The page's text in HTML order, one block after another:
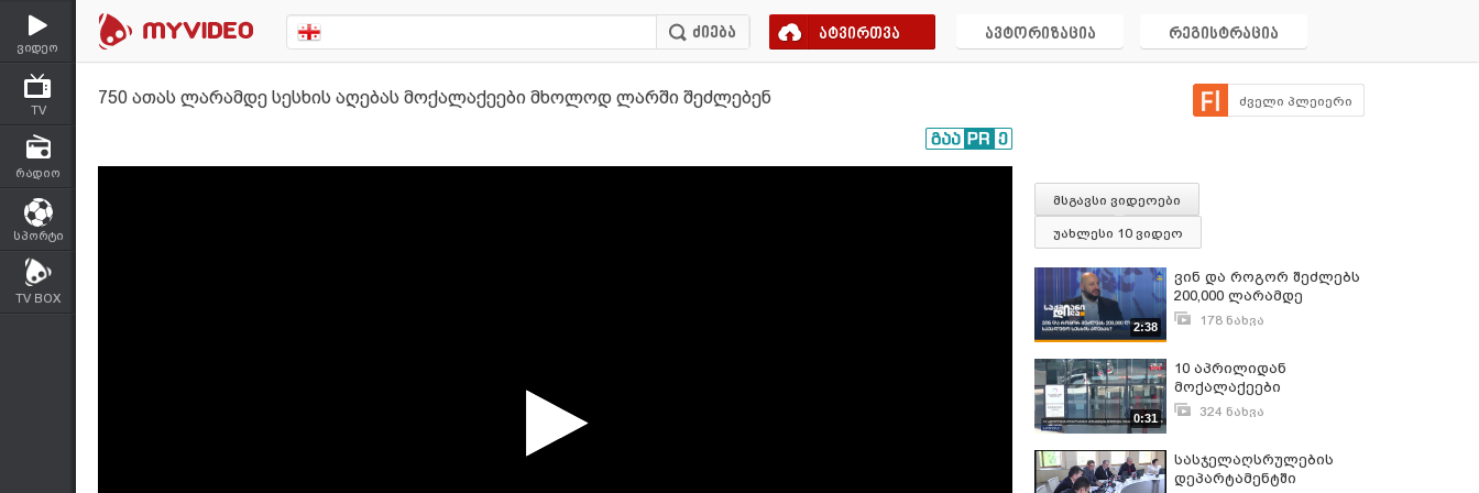
ვიდეო
TV
რადიო
სპორტი
TV BOX
ატვირთვა ავტორიზაცია რეგისტრაცია
750 ათას ლარამდე სესხის აღებას მოქალაქეები მხოლოდ ლარში შეძლებენ ძველი პლეიერი
მსგავსი ვიდეოები
უახლესი 10 ვიდეო
2:38
ვინ და როგორ შეძლებს
200,000 ლარამდე
სავალუტო სესხის
178 ნახვა
0:31
10 აპრილიდან
მოქალაქეები
პირადობის მოწმობის
324 ნახვა
სასჯელაღსრულების
დეპარტამენტში